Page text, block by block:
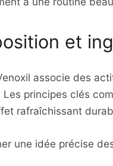
et
associe des
principes clés
rafraîchissant
une idée précise